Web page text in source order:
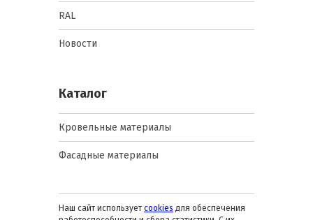
RAL
Новости
Каталог
Кровельные материалы
Фасадные материалы
Наш сайт использует cookies для обеспечения